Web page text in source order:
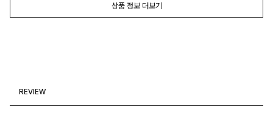
상품 정보 더보기
REVIEW